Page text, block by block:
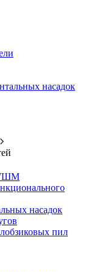
насадок
УШМ
насадок
пил